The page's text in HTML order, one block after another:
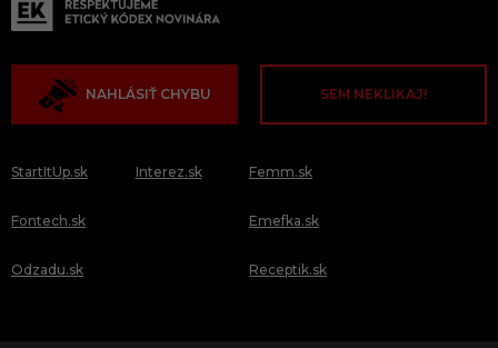
NAHLÁSIŤ CHYBU SEM NEKLIKAJ!
StartItUp.sk
Fontech.sk
Odzadu.sk
Interez.sk Femm.sk
Emefka.sk
Receptik.sk